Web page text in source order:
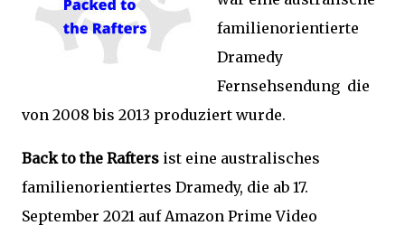
familienorientierte
Dramedy
Fernsehsendung die
von 2008 bis 2013 produziert wurde.
Back to the Rafters ist eine australisches
familienorientiertes Dramedy, die ab 17.
September 2021 auf Amazon Prime Video